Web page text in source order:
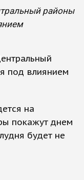
районы
под влиянием
на
покажут днем
будет не